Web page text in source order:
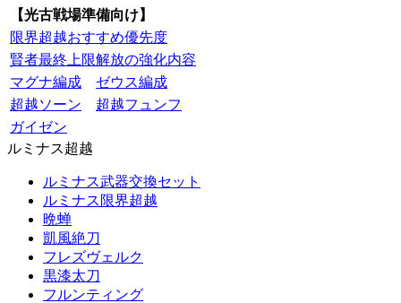
【光古戦場準備向け】
限界超越おすすめ優先度
賢者最終上限解放の強化内容
マグナ編成
ゼウス編成
超越ソーン
超越フュンフ
ガイゼン
ルミナス超越
ルミナス武器交換セット
ルミナス限界超越
晩蝉
凱風絶刀
フレズヴェルク
黒漆太刀
フルンティング